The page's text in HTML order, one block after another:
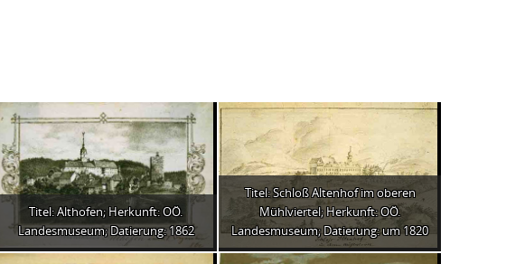
Titel: Althofen; Herkunft: OÖ.
Landesmuseum; Datierung: 1862
Titel: Schloß Altenhof im oberen
Mühlviertel; Herkunft: OÖ.
Landesmuseum; Datierung: um 1820